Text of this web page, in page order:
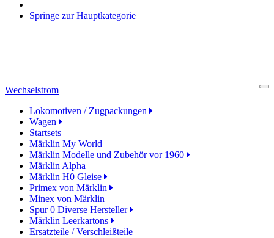
Springe zur Hauptkategorie
Wechselstrom
Lokomotiven / Zugpackungen
Wagen
Startsets
Märklin My World
Märklin Modelle und Zubehör vor 1960
Märklin Alpha
Märklin H0 Gleise
Primex von Märklin
Minex von Märklin
Spur 0 Diverse Hersteller
Märklin Leerkartons
Ersatzteile / Verschleißteile